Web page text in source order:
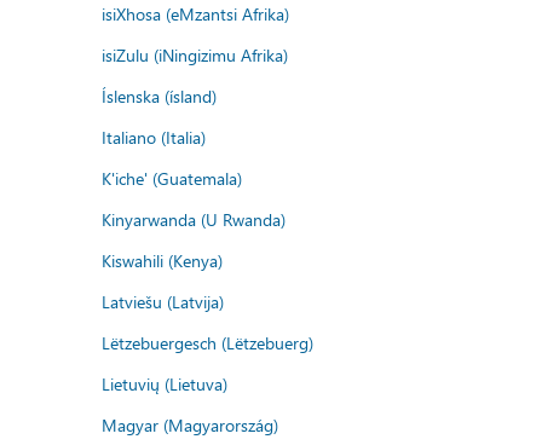
isiXhosa (eMzantsi Afrika)
isiZulu (iNingizimu Afrika)
Íslenska (ísland)
Italiano (Italia)
K'iche' (Guatemala)
Kinyarwanda (U Rwanda)
Kiswahili (Kenya)
Latviešu (Latvija)
Lëtzebuergesch (Lëtzebuerg)
Lietuvių (Lietuva)
Magyar (Magyarország)